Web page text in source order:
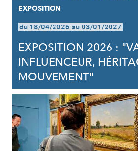
EXPOSITION
du 18/04/2026 au 03/01/2027
EXPOSITION 2026 :
INFLUENCEUR,
MOUVEMENT"